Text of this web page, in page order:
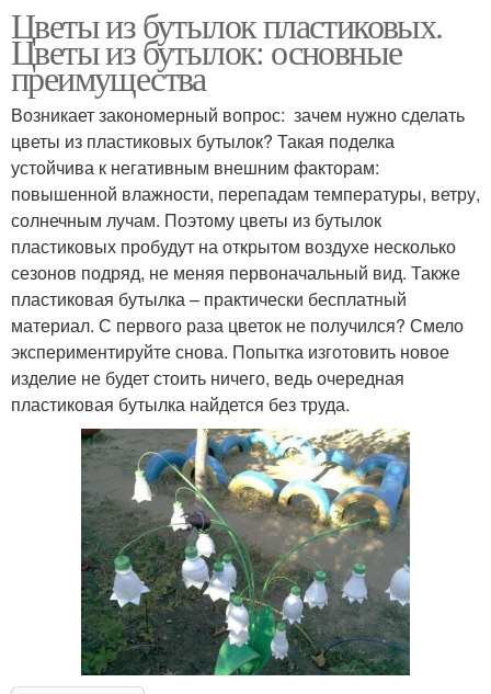
Цветы из бутылок пластиковых.
Цветы из бутылок: основные
преимущества
Возникает закономерный вопрос: зачем нужно сделать
цветы из пластиковых бутылок? Такая поделка
устойчива к негативным внешним факторам:
повышенной влажности, перепадам температуры, ветру,
солнечным лучам. Поэтому цветы из бутылок
пластиковых пробудут на открытом воздухе несколько
сезонов подряд, не меняя первоначальный вид. Также
пластиковая бутылка – практически бесплатный
материал. С первого раза цветок не получился? Смело
экспериментируйте снова. Попытка изготовить новое
изделие не будет стоить ничего, ведь очередная
пластиковая бутылка найдется без труда.